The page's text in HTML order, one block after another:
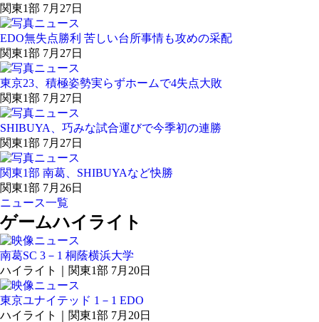
関東1部 7月27日
EDO無失点勝利 苦しい台所事情も攻めの采配
関東1部 7月27日
東京23、積極姿勢実らずホームで4失点大敗
関東1部 7月27日
SHIBUYA、巧みな試合運びで今季初の連勝
関東1部 7月27日
関東1部 南葛、SHIBUYAなど快勝
関東1部 7月26日
ニュース一覧
ゲームハイライト
南葛SC 3－1 桐蔭横浜大学
ハイライト｜関東1部 7月20日
東京ユナイテッド 1－1 EDO
ハイライト｜関東1部 7月20日